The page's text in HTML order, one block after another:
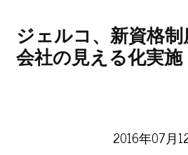
ジェルコ、新資格制
会社の見える化実施
2016年07月